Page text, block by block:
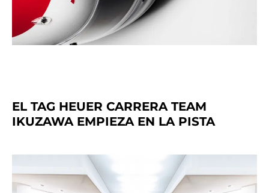
EL TAG HEUER CARRERA TEAM
IKUZAWA EMPIEZA EN LA PISTA